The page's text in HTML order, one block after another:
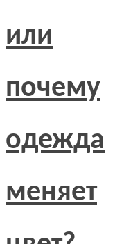
или
почему
одежда
меняет